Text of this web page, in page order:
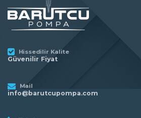
Hissedilir Kalite
Güvenilir Fiyat
Mail
info@barutcupompa.com